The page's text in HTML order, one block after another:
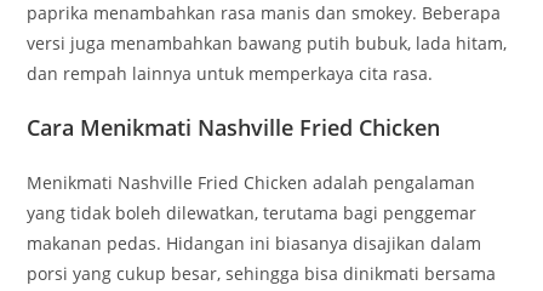
paprika menambahkan rasa manis dan smokey. Beberapa
versi juga menambahkan bawang putih bubuk, lada hitam,
dan rempah lainnya untuk memperkaya cita rasa.
Cara Menikmati Nashville Fried Chicken
Menikmati Nashville Fried Chicken adalah pengalaman
yang tidak boleh dilewatkan, terutama bagi penggemar
makanan pedas. Hidangan ini biasanya disajikan dalam
porsi yang cukup besar, sehingga bisa dinikmati bersama